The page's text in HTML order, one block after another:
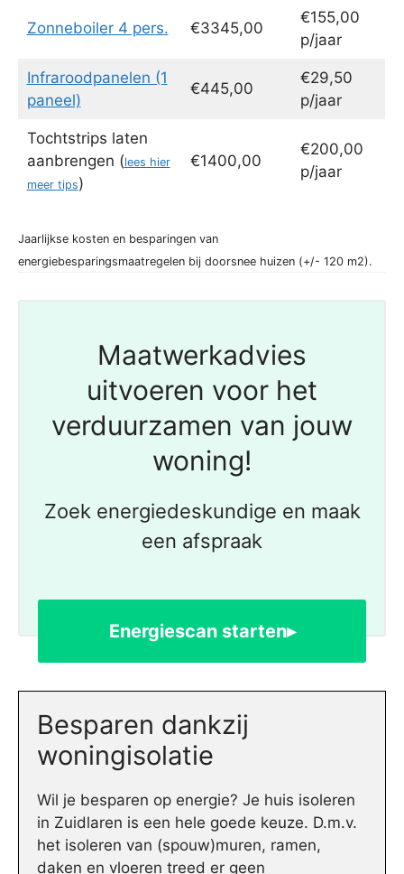
Zonneboiler 4 pers. €3345,00
€155,00
p/jaar
Infraroodpanelen (1
paneel)
€445,00
€29,50
p/jaar
Tochtstrips laten
aanbrengen (lees hier
meer tips)
€1400,00
€200,00
p/jaar
Jaarlijkse kosten en besparingen van
energiebesparingsmaatregelen bij doorsnee huizen (+/- 120 m2).
Maatwerkadvies
uitvoeren voor het
verduurzamen van jouw
woning!
Zoek energiedeskundige en maak
een afspraak
Energiescan starten▸
Besparen dankzij
woningisolatie
Wil je besparen op energie? Je huis isoleren
in Zuidlaren is een hele goede keuze. D.m.v.
het isoleren van (spouw)muren, ramen,
daken en vloeren treed er geen